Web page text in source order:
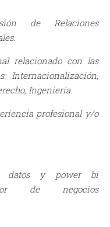
de Relaciones
relacionado con las
Internacionalización,
Ingeniería.
profesional y/o
datos y power bi
de negocios